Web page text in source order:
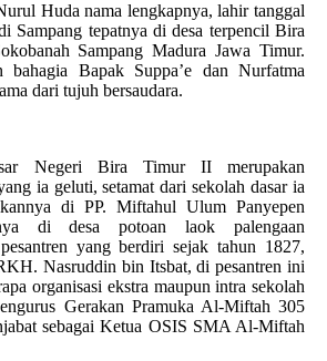
Huda nama lengkapnya, lahir tanggal
Sampang tepatnya di desa terpencil Bira
Sampang Madura Jawa Timur.
bahagia Bapak Suppa’e dan Nurfatma
dari tujuh bersaudara.
Negeri Bira Timur II merupakan
ia geluti, setamat dari sekolah dasar ia
di PP. Miftahul Ulum Panyepen
di desa potoan laok palengaan
yang berdiri sejak tahun 1827,
Nasruddin bin Itsbat, di pesantren ini
organisasi ekstra maupun intra sekolah
Gerakan Pramuka Al-Miftah 305
sebagai Ketua OSIS SMA Al-Miftah